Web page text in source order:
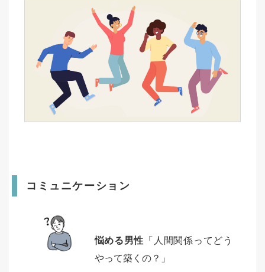
コミュニケーション
悩める男性 「人間関係ってどう
やって築くの？」